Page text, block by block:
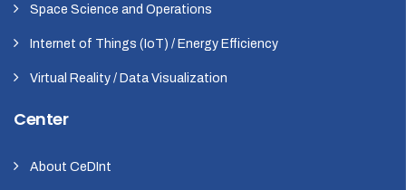
Space Science and Operations
Internet of Things (IoT) / Energy Efficiency
Virtual Reality / Data Visualization
Center
About CeDInt